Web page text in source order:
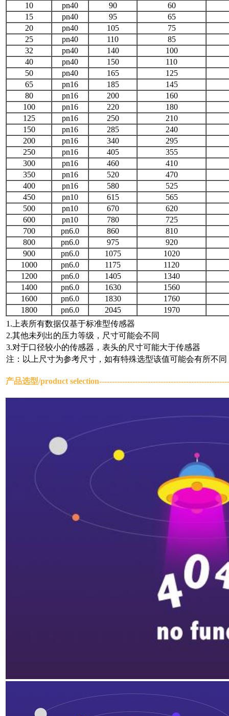
10
pn40 90
60
15
pn40 95
65
20
pn40 105
75
25
pn40 110
85
32
pn40 140
100
40
pn40 150
110
50
pn40 165
125
65
pn16 185
145
80
pn16 200
160
100
pn16 220
180
125
pn16 250
210
150
pn16 285
240
200
pn16 340
295
250
pn16 405
355
300
pn16 460
410
350
pn16 520
470
400
pn16 580
525
450
pn10 615
565
500
pn10 670
620
600
pn10 780
725
700
pn6.0 860
810
800
pn6.0 975
920
900
pn6.0 1075
1020
1000
pn6.0 1175
1120
1200
pn6.0 1405
1340
1400
pn6.0 1630
1560
1600
pn6.0 1830
1760
1800
pn6.0 2045
1970
1.上表所有数据仅基于标准型传感器
2.其他未列出的压力等级，尺寸可能会不同
3.对于口径较小的传感器，表头的尺寸可能大于传感器
注：以上尺寸为参考尺寸，如有特殊选型该值可能会有所不同
产品选型/product selection